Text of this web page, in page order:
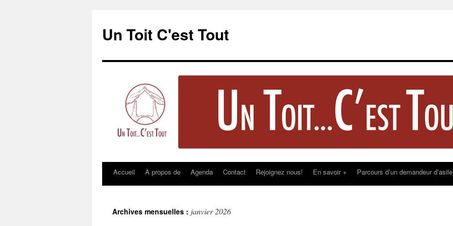
Un Toit C'est Tout
Aller
contenu
Accueil À propos de Agenda Contact Rejoignez nous! En savoir + Parcours d’un demandeur d’asile
Archives mensuelles : janvier 2026